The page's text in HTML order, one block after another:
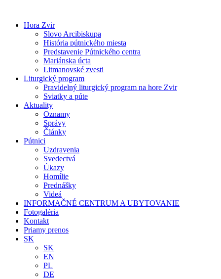
obsah
Hora Zvir
Slovo Arcibiskupa
História pútnického miesta
Predstavenie Pútnického centra
Mariánska úcta
Litmanovské zvesti
Liturgický program
Pravidelný liturgický program na hore Zvir
Sviatky a púte
Aktuality
Oznamy
Správy
Články
Pútnici
Uzdravenia
Svedectvá
Úkazy
Homílie
Prednášky
Videá
INFORMAČNÉ CENTRUM A UBYTOVANIE
Fotogaléria
Kontakt
Priamy prenos
SK
SK
EN
PL
DE